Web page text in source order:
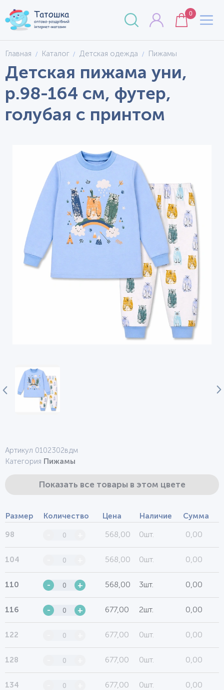
0
Главная Каталог Детская одежда Пижамы
Детская пижама уни,
р.98-164 см, футер,
голубая с принтом
Артикул 0102302вдм
Категория Пижамы
Показать все товары в этом цвете
Размер Количество Цена Наличие Сумма
98 568,00 0шт. 0,00
104 568,00 0шт. 0,00
110 - + 568,00 3шт. 0,00
116 - + 677,00 2шт. 0,00
122 677,00 0шт. 0,00
128 677,00 0шт. 0,00
134 677,00 0шт. 0,00